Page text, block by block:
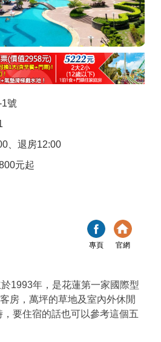
號
、退房12:00
元起
專頁 官網
1993年，是花蓮第一家國際型
房，萬坪的草地及室內外休閒
要住宿的話也可以參考這個五